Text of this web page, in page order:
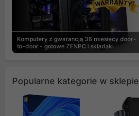
Komputery z gwarancją 36 miesięcy door-
to-door - gotowe ZENPC i składaki
Popularne kategorie w sklepie